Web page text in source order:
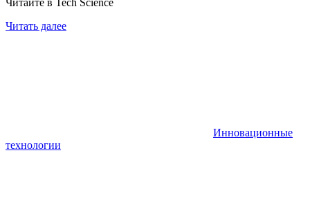
Читать далее
Инновационные
технологии